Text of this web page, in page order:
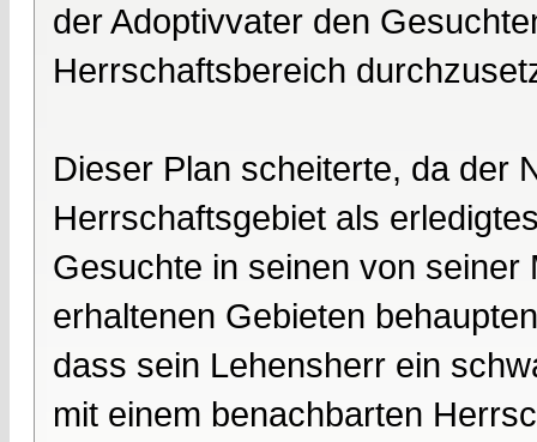
der Adoptivvater den
Herrschaftsbereich
Dieser Plan scheiterte, da der
Herrschaftsgebiet als
Gesuchte in seinen von
erhaltenen Gebieten
dass sein Lehensherr ein
mit einem benachbarten